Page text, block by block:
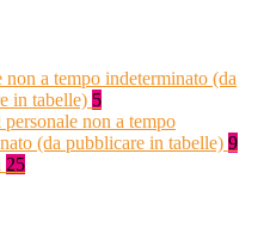
non a tempo indeterminato (da
in tabelle) 5
non a tempo
(da pubblicare in tabelle) 9
25